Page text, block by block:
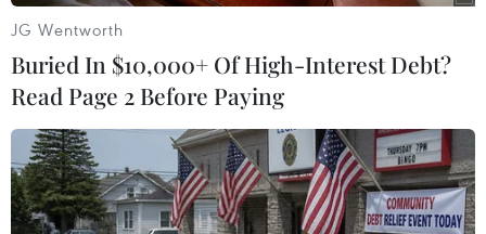
(TTXVN/Vietnam+)
JG Wentworth
Buried In $10,000+ Of High-Interest Debt?
Read Page 2 Before Paying